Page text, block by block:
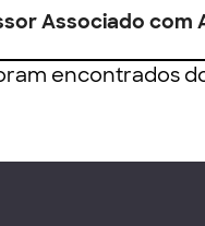
Associado com
encontrados